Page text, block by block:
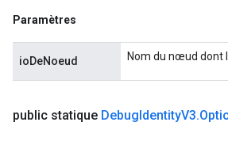
Paramètres
ioDeNoeud Nom du nœud dont
public statique DebugIdentityV3.